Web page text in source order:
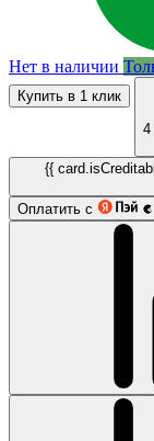
Нет в наличии
Купить в 1 клик
4
{{
Оплатить с